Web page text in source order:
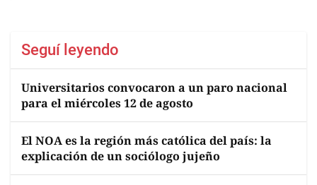
Seguí leyendo
Universitarios convocaron a un paro nacional
para el miércoles 12 de agosto
El NOA es la región más católica del país: la
explicación de un sociólogo jujeño